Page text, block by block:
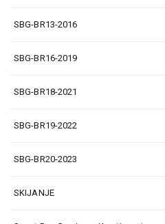
SBG-BR13-2016
SBG-BR16-2019
SBG-BR18-2021
SBG-BR19-2022
SBG-BR20-2023
SKIJANJE